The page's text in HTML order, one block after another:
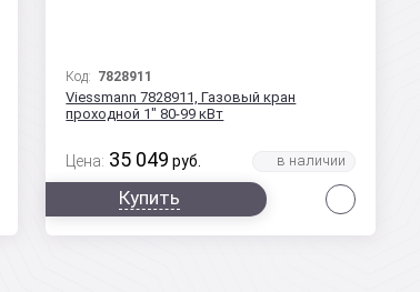
Код: 7828911
Viessmann 7828911, Газовый кран
проходной 1" 80-99 кВт
Цена: 35 049 руб.
Купить